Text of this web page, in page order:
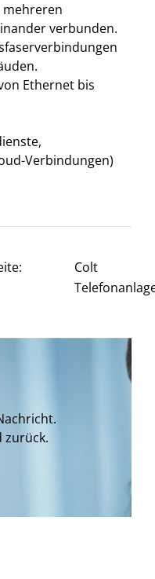
mehreren
verbunden.
Ethernet bis
Verbindungen)
Colt
zurück.